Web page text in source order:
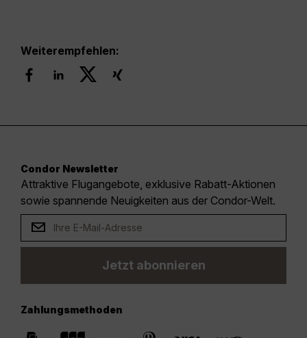
Weiterempfehlen:
Condor Newsletter
Attraktive Flugangebote, exklusive Rabatt-Aktionen
sowie spannende Neuigkeiten aus der Condor-Welt.
Jetzt abonnieren
Zahlungsmethoden